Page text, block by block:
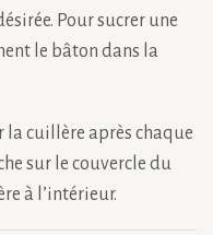
Pour sucrer une
le bâton dans la
la cuillère après chaque
sur le couvercle du
à l’intérieur.